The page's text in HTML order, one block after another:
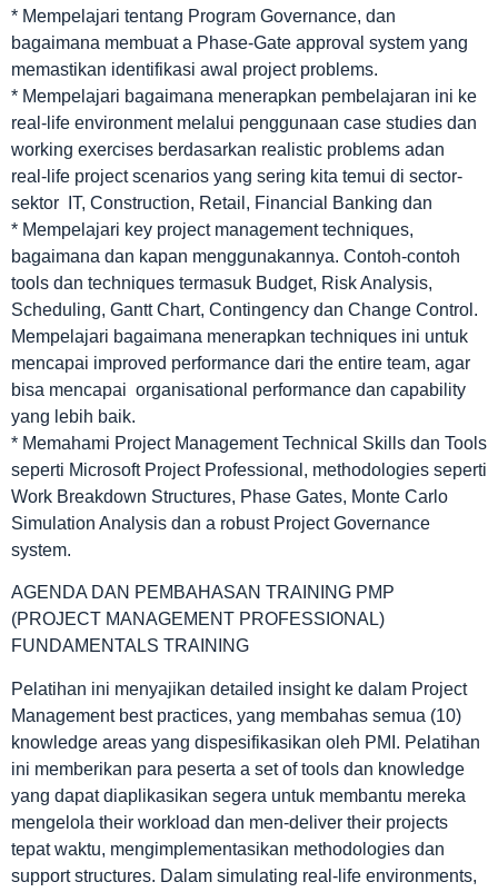
* Mempelajari tentang Program Governance, dan
bagaimana membuat a Phase-Gate approval system yang
memastikan identifikasi awal project problems.
* Mempelajari bagaimana menerapkan pembelajaran ini ke
real-life environment melalui penggunaan case studies dan
working exercises berdasarkan realistic problems adan
real-life project scenarios yang sering kita temui di sector-
sektor IT, Construction, Retail, Financial Banking dan
* Mempelajari key project management techniques,
bagaimana dan kapan menggunakannya. Contoh-contoh
tools dan techniques termasuk Budget, Risk Analysis,
Scheduling, Gantt Chart, Contingency dan Change Control.
Mempelajari bagaimana menerapkan techniques ini untuk
mencapai improved performance dari the entire team, agar
bisa mencapai organisational performance dan capability
yang lebih baik.
* Memahami Project Management Technical Skills dan Tools
seperti Microsoft Project Professional, methodologies seperti
Work Breakdown Structures, Phase Gates, Monte Carlo
Simulation Analysis dan a robust Project Governance
system.
AGENDA DAN PEMBAHASAN TRAINING PMP
(PROJECT MANAGEMENT PROFESSIONAL)
FUNDAMENTALS TRAINING
Pelatihan ini menyajikan detailed insight ke dalam Project
Management best practices, yang membahas semua (10)
knowledge areas yang dispesifikasikan oleh PMI. Pelatihan
ini memberikan para peserta a set of tools dan knowledge
yang dapat diaplikasikan segera untuk membantu mereka
mengelola their workload dan men-deliver their projects
tepat waktu, mengimplementasikan methodologies dan
support structures. Dalam simulating real-life environments,